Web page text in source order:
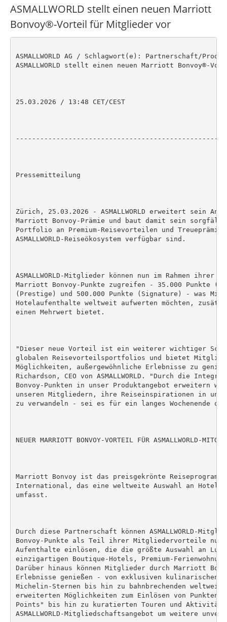
ASMALLWORLD stellt einen neuen Marriott
Bonvoy®-Vorteil für Mitglieder vor
ASMALLWORLD AG / Schlagwort(e): Partnerschaft/
ASMALLWORLD stellt einen neuen Marriott
25.03.2026 / 13:48 CET/CEST
Pressemitteilung
Zürich, 25.03.2026 - ASMALLWORLD erweitert sein
Marriott Bonvoy-Prämie und baut damit sein
Portfolio an Premium-Reisevorteilen und
ASMALLWORLD-Reiseökosystem verfügbar sind.
ASMALLWORLD-Mitglieder können nun im Rahmen
Marriott Bonvoy-Punkte zugreifen - 35.000 Punkte
(Prestige) und 500.000 Punkte (Signature) - was
Hotelaufenthalte weltweit aufwerten möchten,
einen Mehrwert bietet.
"Dieser neue Vorteil ist ein weiterer wichtiger
globalen Reisevorteilsportfolios und bietet
Möglichkeiten, außergewöhnliche Erlebnisse zu
Richardson, CEO von ASMALLWORLD. "Durch die
Bonvoy-Punkten in unser Produktangebot erweitern
unseren Mitgliedern, ihre Reiseinspirationen in
zu verwandeln - sei es für ein langes Wochenende
NEUER MARRIOTT BONVOY-VORTEIL FÜR ASMALLWORLD-
Marriott Bonvoy ist das preisgekrönte
International, das eine weltweite Auswahl an
umfasst.
Durch diese Partnerschaft können ASMALLWORLD-
Bonvoy-Punkte als Teil ihrer Mitgliedervorteile
Aufenthalte einlösen, die die größte Auswahl an
einzigartigen Boutique-Hotels, Premium-
Darüber hinaus können Mitglieder durch Marriott
Erlebnisse genießen - von exklusiven kulinarischen
Michelin-Sternen bis hin zu bahnbrechenden
erweiterten Möglichkeiten zum Einlösen von Punkten
Points" bis hin zu kuratierten Touren und
ASMALLWORLD-Mitgliedschaftsangebot um weitere